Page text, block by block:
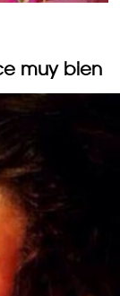
muy bien